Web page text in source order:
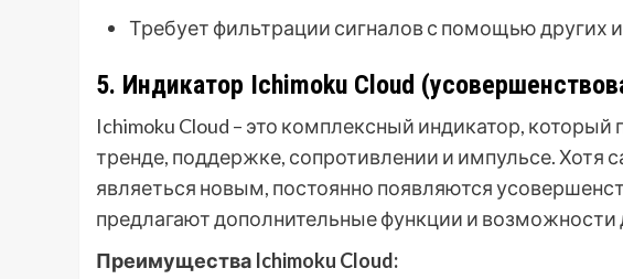
Требует фильтрации сигналов с помощью других
5. Индикатор Ichimoku Cloud
Ichimoku Cloud – это комплексный индикатор,
тренде, поддержке, сопротивлении и импульсе. Хотя
являеться новым, постоянно появляются
предлагают дополнительные функции и возможности
Преимущества Ichimoku Cloud: